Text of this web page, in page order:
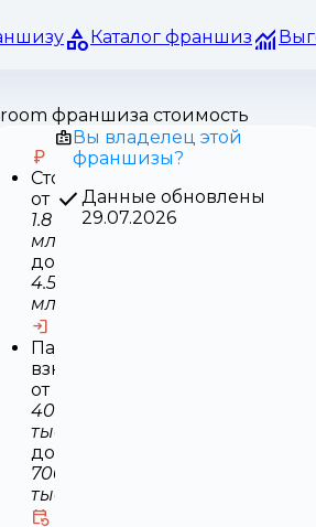
Каталог франшиз
франшиза стоимость
Стоимость
от
1.8
млн
до
4.5
млн
Паушальный
взнос
от
400
тыс
до
700
тыс
Вы владелец этой
франшизы?
Данные обновлены
29.07.2026